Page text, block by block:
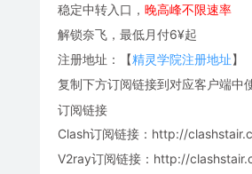
稳定中转入口， 晚高峰不限速率
解锁奈飞，最低月付6¥起
注册地址：【精灵学院注册地址】
复制下方订阅链接到对应客户端中
订阅链接
Clash订阅链接：http://
V2ray订阅链接：http://